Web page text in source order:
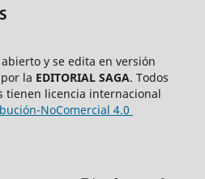
y se edita en versión
la EDITORIAL SAGA. Todos
tienen licencia internacional
NoComercial 4.0